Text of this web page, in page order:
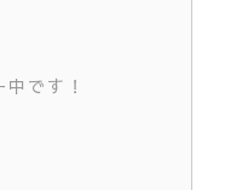
です！